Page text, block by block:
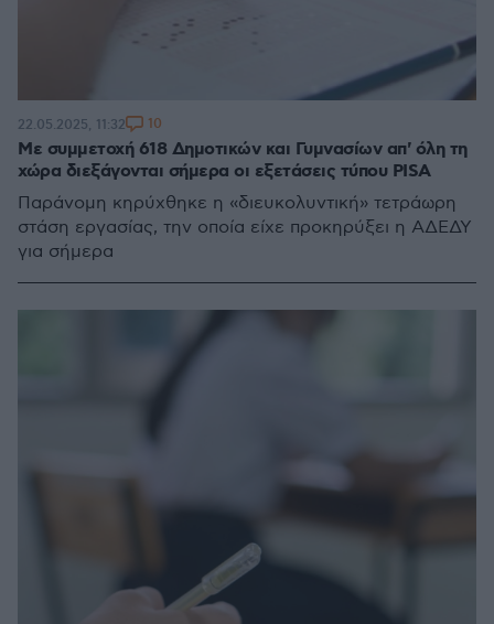
Με συμμετοχή 618 Δημοτικών και Γυμνασίων απ' όλη τη
χώρα διεξάγονται σήμερα οι εξετάσεις τύπου PISA
Παράνομη κηρύχθηκε η «διευκολυντική» τετράωρη
στάση εργασίας, την οποία είχε προκηρύξει η ΑΔΕΔΥ
για σήμερα
22.05.2025, 11:32 10